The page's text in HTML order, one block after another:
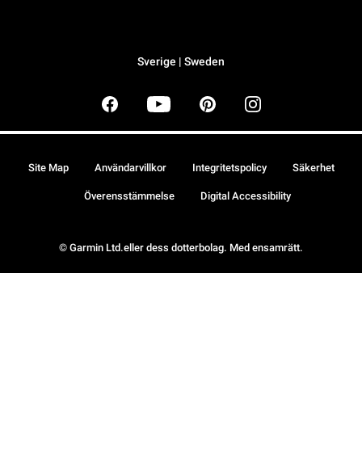
Sverige | Sweden
© Garmin Ltd.eller dess dotterbolag. Med ensamrätt.
Site Map Användarvillkor Integritetspolicy Säkerhet
Överensstämmelse Digital Accessibility